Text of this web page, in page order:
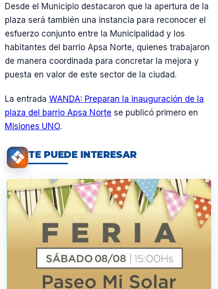
Desde el Municipio destacaron que la apertura de la
plaza será también una instancia para reconocer el
esfuerzo conjunto entre la Municipalidad y los
habitantes del barrio Apsa Norte, quienes trabajaron
de manera coordinada para concretar la mejora y
puesta en valor de este sector de la ciudad.
La entrada WANDA: Preparan la inauguración de la
plaza del barrio Apsa Norte se publicó primero en
Misiones UNO.
TE PUEDE INTERESAR